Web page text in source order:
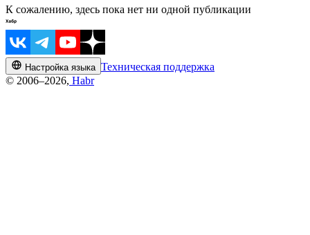
К сожалению, здесь пока нет ни одной публикации
Настройка языка Техническая поддержка
© 2006–2026, Habr